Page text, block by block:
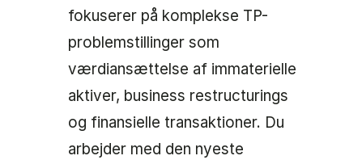
fokuserer på komplekse TP-
problemstillinger som
værdiansættelse af immaterielle
aktiver, business restructurings
og finansielle transaktioner. Du
arbejder med den nyeste